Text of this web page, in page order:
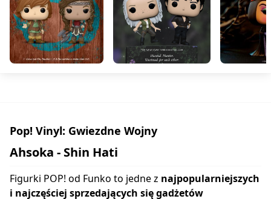
Pop! Vinyl: Gwiezdne Wojny
Ahsoka - Shin Hati
Figurki POP! od Funko to jedne z najpopularniejszych
i najczęściej sprzedających się gadżetów